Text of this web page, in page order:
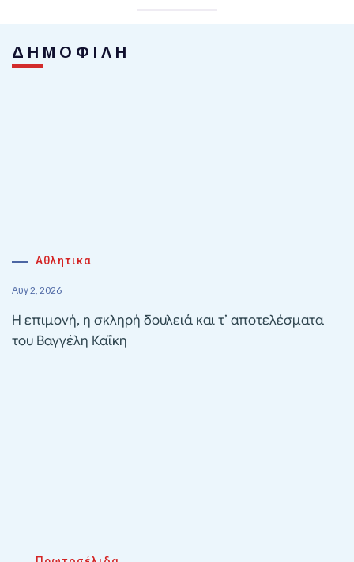
ΔΗΜΟΦΙΛΗ
Αθλητικα
Αυγ 2, 2026
Η επιμονή, η σκληρή δουλειά και τ’ αποτελέσματα
του Βαγγέλη Καΐκη